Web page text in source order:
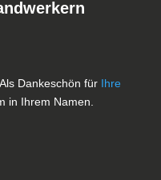
Dankeschön für Ihre
in Ihrem Namen.